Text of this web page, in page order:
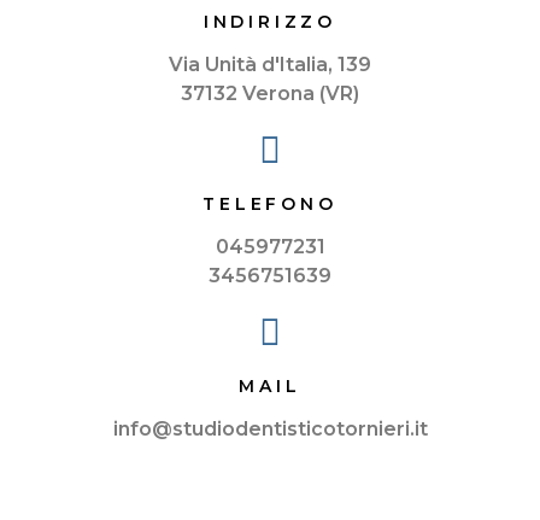
INDIRIZZO
Via Unità d'Italia, 139
37132 Verona (VR)
TELEFONO
045977231
3456751639
MAIL
info@studiodentisticotornieri.it